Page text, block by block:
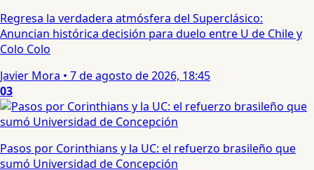
Regresa la verdadera atmósfera del Superclásico:
Anuncian histórica decisión para duelo entre U de Chile y
Colo Colo
Javier Mora • 7 de agosto de 2026, 18:45
03
Pasos por Corinthians y la UC: el refuerzo brasileño que
sumó Universidad de Concepción